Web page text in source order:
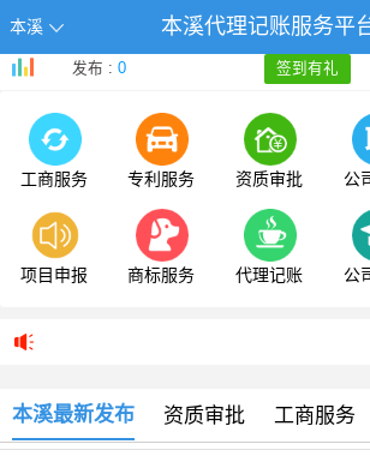
本溪 本溪代理记账服务平
发布 :0 签到有礼
工商服务 专利服务 资质审批 公
项目申报 商标服务 代理记账 公
本溪最新发布 资质审批 工商服务